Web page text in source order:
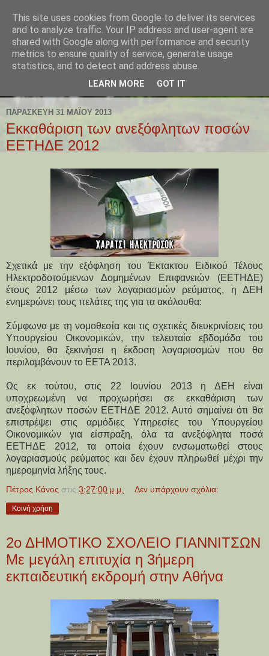
ΠΑΡΑΣΚΕΥΉ 31 ΜΑΪ́ΟΥ 2013
Εκκαθάριση των ανεξόφλητων ποσών
ΕΕΤΗΔΕ 2012
Σχετικά με την εξόφληση του Έκτακτου Ειδικού Τέλους
Ηλεκτροδοτούμενων Δομημένων Επιφανειών (ΕΕΤΗΔΕ)
έτους 2012 μέσω των λογαριασμών ρεύματος, η ΔΕΗ
ενημερώνει τους πελάτες της για τα ακόλουθα:
Σύμφωνα με τη νομοθεσία και τις σχετικές διευκρινίσεις του
Υπουργείου Οικονομικών, την τελευταία εβδομάδα του
Ιουνίου, θα ξεκινήσει η έκδοση λογαριασμών που θα
περιλαμβάνουν το ΕΕΤΑ 2013.
Ως εκ τούτου, στις 22 Ιουνίου 2013 η ΔΕΗ είναι
υποχρεωμένη να προχωρήσει σε εκκαθάριση των
ανεξόφλητων ποσών ΕΕΤΗΔΕ 2012. Αυτό σημαίνει ότι θα
επιστρέψει στις αρμόδιες Υπηρεσίες του Υπουργείου
Οικονομικών για είσπραξη, όλα τα ανεξόφλητα ποσά
ΕΕΤΗΔΕ 2012, τα οποία έχουν ενσωματωθεί στους
λογαριασμούς ρεύματος και δεν έχουν πληρωθεί μέχρι την
ημερομηνία λήξης τους.
Πέτρος Κάνος στις 3:27:00 μ.μ. Δεν υπάρχουν σχόλια:
Κοινή χρήση
2ο ΔΗΜΟΤΙΚΟ ΣΧΟΛΕΙΟ ΓΙΑΝΝΙΤΣΩΝ
Με μεγάλη επιτυχία η 3ήμερη
εκπαιδευτική εκδρομή στην Αθήνα
This site uses cookies from Google to deliver its services
and to analyze traffic. Your IP address and user-agent are
shared with Google along with performance and security
metrics to ensure quality of service, generate usage
statistics, and to detect and address abuse.
LEARN MORE GOT IT